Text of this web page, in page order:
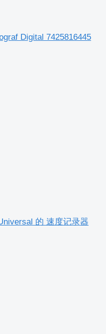
Digital 7425816445
的 速度记录器